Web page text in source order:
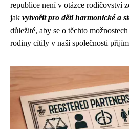
republice není v otázce rodičovství
jak vytvořit pro děti harmonické a
důležité, aby se o těchto
rodiny cítily v naší společnosti